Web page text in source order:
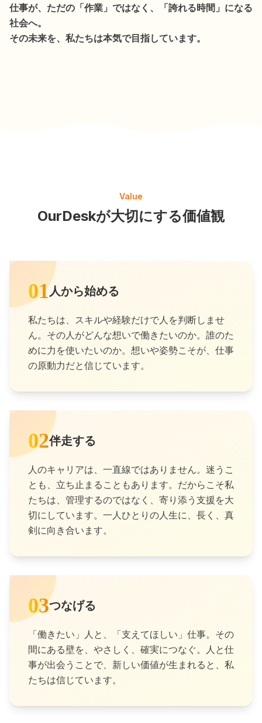
仕事が、ただの「作業」ではなく、「誇れる時間」になる
社会へ。
その未来を、私たちは本気で目指しています。
Value
OurDeskが大切にする価値観
01人から始める
私たちは、スキルや経験だけで人を判断しませ
ん。その人がどんな想いで働きたいのか。誰のた
めに力を使いたいのか。想いや姿勢こそが、仕事
の原動力だと信じています。
02伴走する
人のキャリアは、一直線ではありません。迷うこ
とも、立ち止まることもあります。だからこそ私
たちは、管理するのではなく、寄り添う支援を大
切にしています。一人ひとりの人生に、長く、真
剣に向き合います。
03つなげる
「働きたい」人と、「支えてほしい」仕事。その
間にある壁を、やさしく、確実につなぐ。人と仕
事が出会うことで、新しい価値が生まれると、私
たちは信じています。